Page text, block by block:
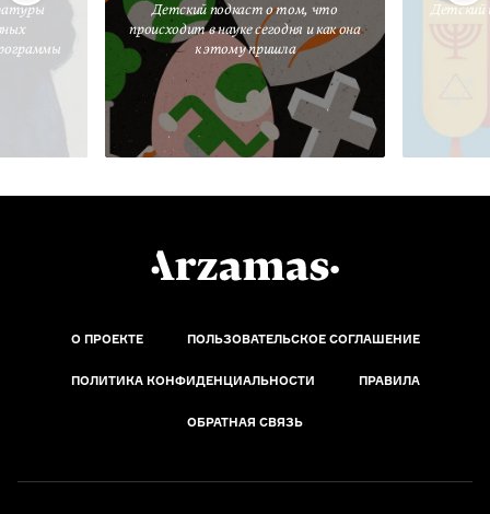
Детский подкаст о том, что
происходит в науке сегодня и как она
к этому пришла
Детский
О ПРОЕКТЕ ПОЛЬЗОВАТЕЛЬСКОЕ СОГЛАШЕНИЕ
ПОЛИТИКА КОНФИДЕНЦИАЛЬНОСТИ ПРАВИЛА
ОБРАТНАЯ СВЯЗЬ